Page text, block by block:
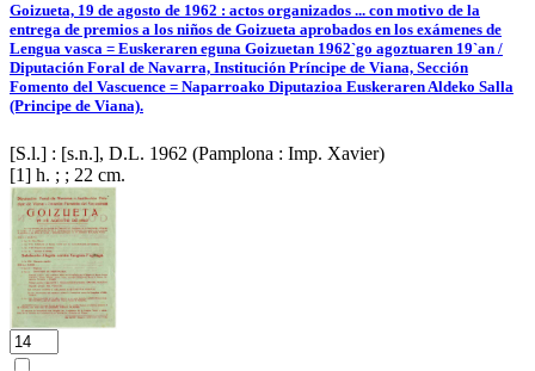
Goizueta, 19 de agosto de 1962 : actos organizados ... con motivo de la
entrega de premios a los niños de Goizueta aprobados en los exámenes de
Lengua vasca = Euskeraren eguna Goizuetan 1962`go agoztuaren 19`an /
Diputación Foral de Navarra, Institución Príncipe de Viana, Sección
Fomento del Vascuence = Naparroako Diputazioa Euskeraren Aldeko Salla
(Principe de Viana).
[S.l.] : [s.n.], D.L. 1962 (Pamplona : Imp. Xavier)
[1] h. ; ; 22 cm.